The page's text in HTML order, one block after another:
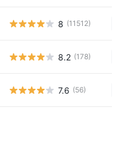
8 (11512)
8.2 (178)
7.6 (56)